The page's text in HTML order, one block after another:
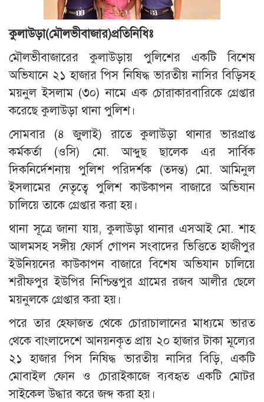
কুলাউড়া(মৌলভীবাজার)প্রতিনিধিঃ
মৌলভীবাজারের কুলাউড়ায় পুলিশের একটি বিশেষ
অভিযানে ২১ হাজার পিস নিষিদ্ধ ভারতীয় নাসির বিড়িসহ
ময়নুল ইসলাম (৩০) নামে এক চোরাকারবারিকে গ্রেপ্তার
করেছে কুলাউড়া থানা পুলিশ।
সোমবার (৪ জুলাই) রাতে কুলাউড়া থানার ভারপ্রাপ্ত
কর্মকর্তা (ওসি) মো. আব্দুছ ছালেক এর সার্বিক
দিকনির্দেশনায় পুলিশ পরিদর্শক (তদন্ত) মো. আমিনুল
ইসলামের নেতৃত্বে পুলিশ কাউকাপন বাজারে অভিযান
চালিয়ে তাকে গ্রেপ্তার করা হয়।
থানা সূত্রে জানা যায়, কুলাউড়া থানার এসআই মো. শাহ
আলমসহ সঙ্গীয় ফোর্স গোপন সংবাদের ভিত্তিতে হাজীপুর
ইউনিয়নের কাউকাপন বাজারে বিশেষ অভিযান চালিয়ে
শরীফপুর ইউপির নিশ্চিন্তপুর গ্রামের রজব আলীর ছেলে
ময়নুলকে গ্রেপ্তার করা হয়।
পরে তার হেফাজত থেকে চোরাচালানের মাধ্যমে ভারত
থেকে বাংলাদেশে আনয়নকৃত প্রায় ২০ হাজার টাকা মূল্যের
২১ হাজার পিস নিষিদ্ধ ভারতীয় নাসির বিড়ি, একটি
মোবাইল ফোন ও চোরাইকাজে ব্যবহৃত একটি মোটর
সাইকেল উদ্ধার করে জব্দ করা হয়।